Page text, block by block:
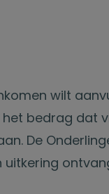
wilt
bedrag dat
De